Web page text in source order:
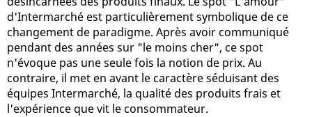
d'Intermarché est particulièrement symbolique de ce
changement de paradigme. Après avoir communiqué
pendant des années sur "le moins cher", ce spot
n'évoque pas une seule fois la notion de prix. Au
contraire, il met en avant le caractère séduisant des
équipes Intermarché, la qualité des produits frais et
l'expérience que vit le consommateur.